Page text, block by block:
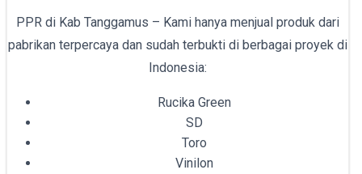
PPR di Kab Tanggamus – Kami hanya menjual produk dari
pabrikan terpercaya dan sudah terbukti di berbagai proyek di
Indonesia:
Rucika Green
SD
Toro
Vinilon